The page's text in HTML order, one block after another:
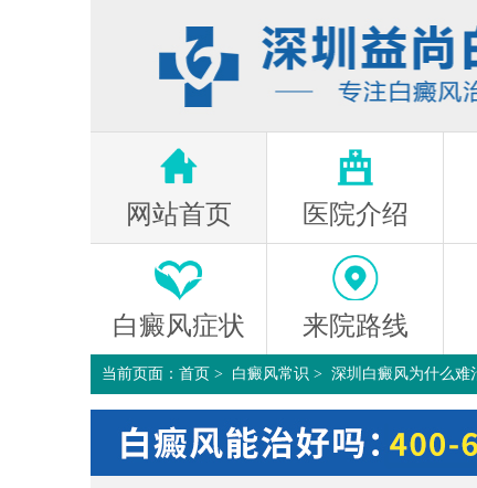
网站首页 医院介绍
白癜风症状 来院路线
当前页面： 首页 > 白癜风常识 > 深圳白癜风为什么难